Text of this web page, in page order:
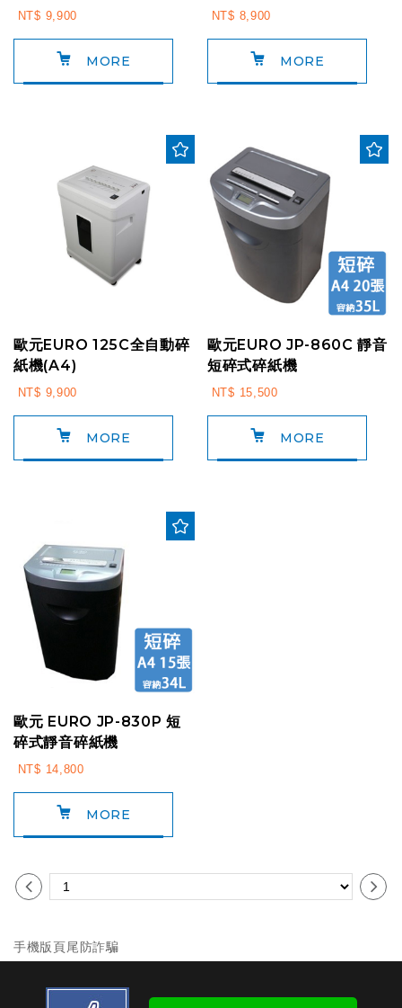
1~2小時)
NT$ 9,900
MORE
NT$ 8,900
MORE
歐元EURO 125C全自動碎
紙機(A4)
NT$ 9,900
MORE
歐元EURO JP-860C 靜音
短碎式碎紙機
NT$ 15,500
MORE
歐元 EURO JP-830P 短
碎式靜音碎紙機
NT$ 14,800
MORE
手機版頁尾防詐騙